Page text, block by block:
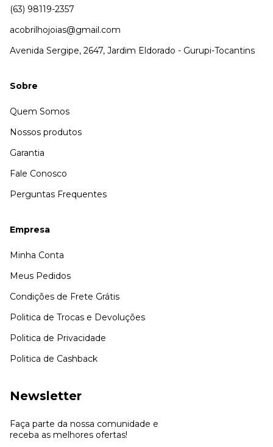
(63) 98119-2357
acobrilhojoias@gmail.com
Avenida Sergipe, 2647, Jardim Eldorado - Gurupi-Tocantins
Sobre
Quem Somos
Nossos produtos
Garantia
Fale Conosco
Perguntas Frequentes
Empresa
Minha Conta
Meus Pedidos
Condições de Frete Grátis
Politica de Trocas e Devoluções
Politica de Privacidade
Politica de Cashback
Newsletter
Faça parte da nossa comunidade e
receba as melhores ofertas!